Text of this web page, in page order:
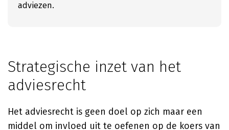
adviezen.
Strategische inzet van het
adviesrecht
Het adviesrecht is geen doel op zich maar een
middel om invloed uit te oefenen op de koers van